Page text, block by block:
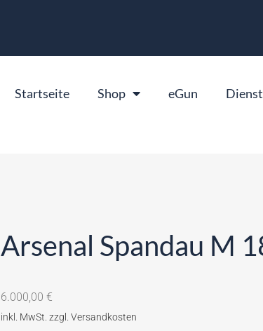
Startseite Shop eGun
Arsenal Spandau M
6.000,00 €